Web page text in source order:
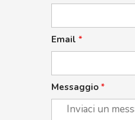
Email *
Messaggio *